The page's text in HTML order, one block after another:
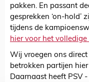
pakken. En passant
gesprekken ‘on-hold’
tijdens de
hier voor het volledige
Wij vroegen ons
betrokken partijen
Daarnaast heeft PSV